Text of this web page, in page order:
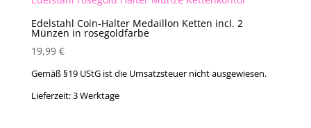
Edelstahl Coin-Halter Medaillon Ketten incl. 2
Münzen in rosegoldfarbe
19,99 €
Gemäß §19 UStG ist die Umsatzsteuer nicht ausgewiesen.
Lieferzeit:3 Werktage